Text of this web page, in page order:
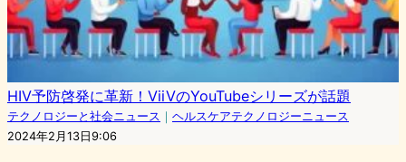
HIV予防啓発に革新！ViiVのYouTubeシリーズが話題
テクノロジーと社会ニュース ｜ ヘルスケアテクノロジーニュース
2024年2月13日9:06